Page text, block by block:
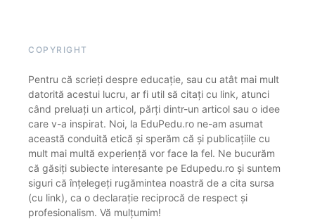
COPYRIGHT
Pentru că scrieți despre educație, sau cu atât mai mult
datorită acestui lucru, ar fi util să citați cu link, atunci
când preluați un articol, părți dintr-un articol sau o idee
care v-a inspirat. Noi, la EduPedu.ro ne-am asumat
această conduită etică și sperăm că și publicațiile cu
mult mai multă experiență vor face la fel. Ne bucurăm
că găsiți subiecte interesante pe Edupedu.ro și suntem
siguri că înțelegeți rugămintea noastră de a cita sursa
(cu link), ca o declarație reciprocă de respect și
profesionalism. Vă mulțumim!